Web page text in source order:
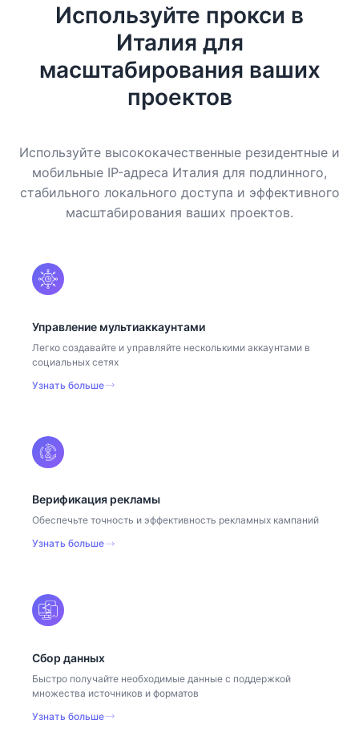
Используйте прокси в
Италия для
масштабирования ваших
проектов
Используйте высококачественные резидентные и
мобильные IP-адреса Италия для подлинного,
стабильного локального доступа и эффективного
масштабирования ваших проектов.
Управление мультиаккаунтами
Легко создавайте и управляйте несколькими аккаунтами в
социальных сетях
Узнать больше
Верификация рекламы
Обеспечьте точность и эффективность рекламных кампаний
Узнать больше
Сбор данных
Быстро получайте необходимые данные с поддержкой
множества источников и форматов
Узнать больше